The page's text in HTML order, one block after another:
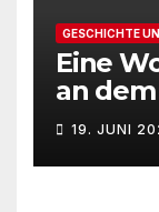
GESCHICHTE
Eine
an
1941
19. JUNI